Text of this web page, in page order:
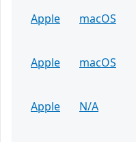
Apple
macOS
Apple
macOS
Apple
N/A